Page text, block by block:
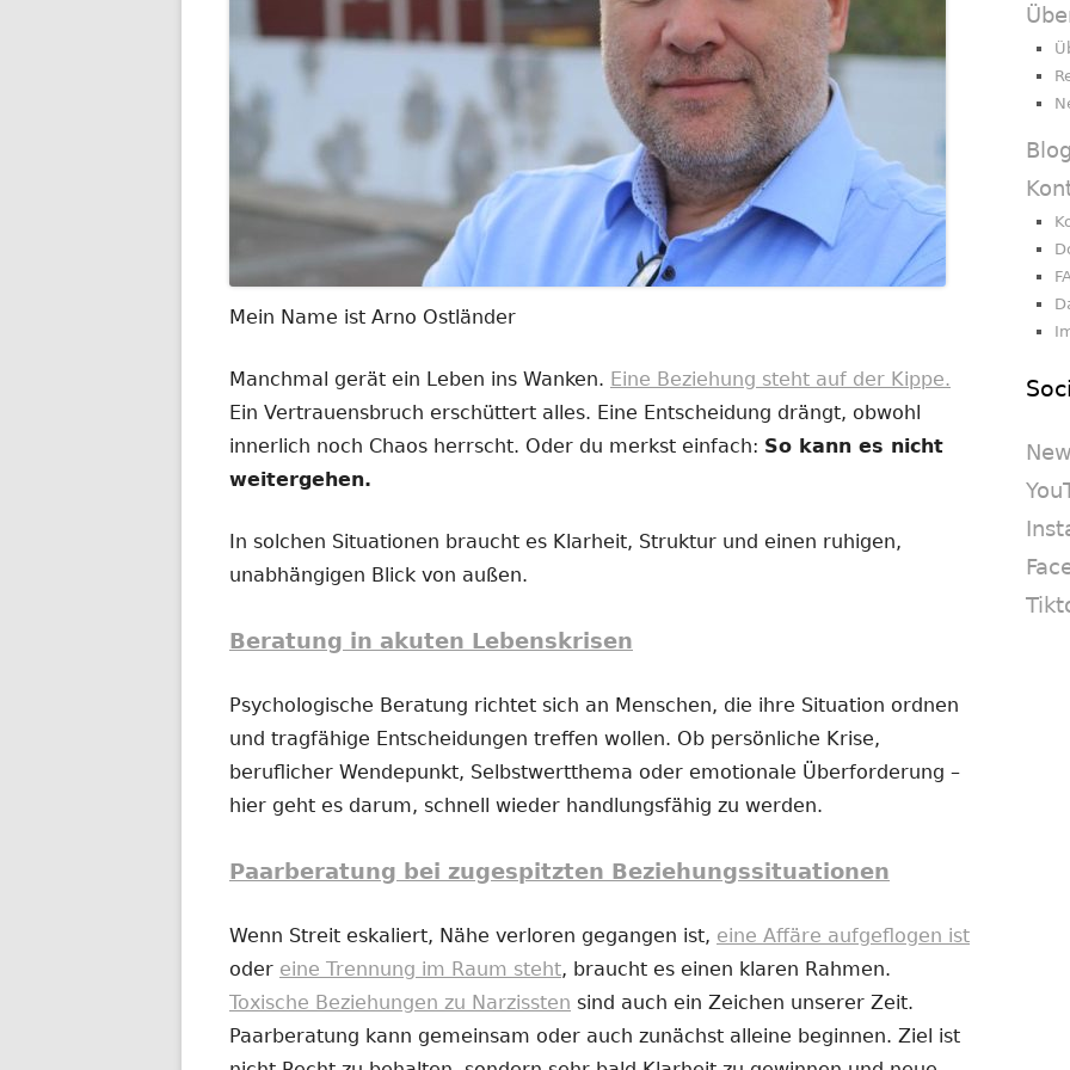
Mein Name ist Arno Ostländer
Manchmal gerät ein Leben ins Wanken. Eine Beziehung steht auf der Kippe.
Ein Vertrauensbruch erschüttert alles. Eine Entscheidung drängt, obwohl
innerlich noch Chaos herrscht. Oder du merkst einfach: So kann es nicht
weitergehen.
In solchen Situationen braucht es Klarheit, Struktur und einen ruhigen,
unabhängigen Blick von außen.
Beratung in akuten Lebenskrisen
Psychologische Beratung richtet sich an Menschen, die ihre Situation ordnen
und tragfähige Entscheidungen treffen wollen. Ob persönliche Krise,
beruflicher Wendepunkt, Selbstwertthema oder emotionale Überforderung –
hier geht es darum, schnell wieder handlungsfähig zu werden.
Paarberatung bei zugespitzten Beziehungssituationen
Wenn Streit eskaliert, Nähe verloren gegangen ist, eine Affäre aufgeflogen ist
oder eine Trennung im Raum steht, braucht es einen klaren Rahmen.
Toxische Beziehungen zu Narzissten sind auch ein Zeichen unserer Zeit.
Paarberatung kann gemeinsam oder auch zunächst alleine beginnen. Ziel ist
Blog